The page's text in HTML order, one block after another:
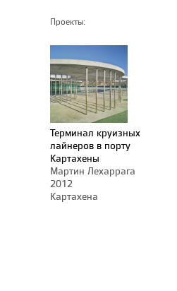
Проекты:
Терминал круизных
лайнеров в порту
Картахены
Мартин Лехаррага
2012
Картахена